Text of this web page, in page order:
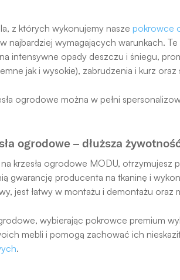
z których wykonujemy nasze pokrowce
najbardziej wymagających warunkach.
intensywne opady deszczu i śniegu,
jak i wysokie), zabrudzenia i kurz
ogrodowe można w pełni
ogrodowe – dłuższa
krzesła ogrodowe MODU, otrzymujesz
gwarancję producenta na tkaninę i
jest łatwy w montażu i demontażu
wybierając pokrowce premium
mebli i pomogą zachować ich
.